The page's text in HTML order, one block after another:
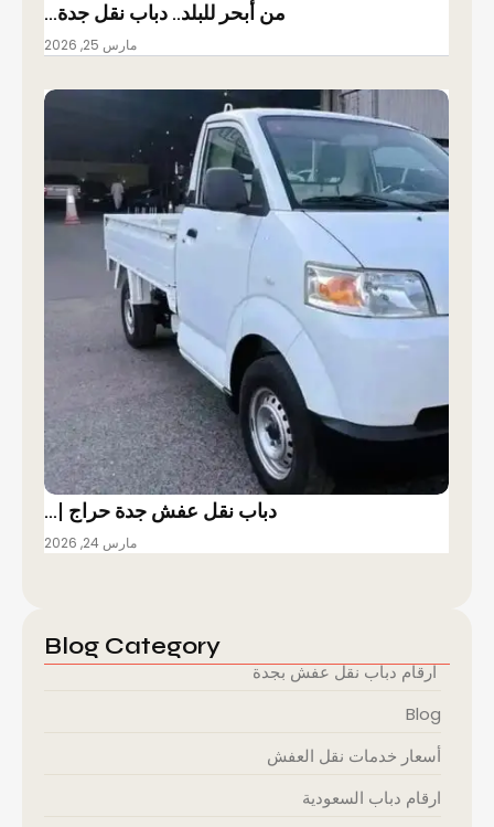
من أبحر للبلد.. دباب نقل جدة…
مارس 25, 2026
دباب نقل عفش جدة حراج |…
مارس 24, 2026
Blog Category
ارقام دباب نقل عفش بجدة
Blog
أسعار خدمات نقل العفش
ارقام دباب السعودية